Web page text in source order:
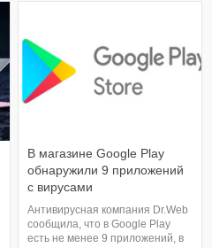
Play. Этот браузер,
представленный в 2017 году,
изначально был предназначе
В магазине Google Play
обнаружили 9 приложений
с вирусами
Антивирусная компания Dr.Web
сообщила, что в Google Play
есть не менее 9 приложений, в